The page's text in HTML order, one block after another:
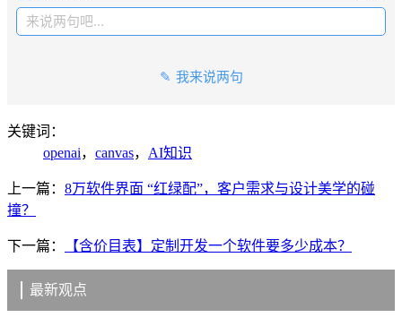
来说两句吧...
我来说两句
关键词：
openai， canvas， AI知识
上一篇： 8万软件界面 “红绿配”，客户需求与设计美学的碰
撞？
下一篇： 【含价目表】定制开发一个软件要多少成本？
最新观点